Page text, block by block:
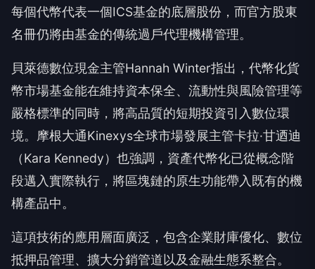
每個代幣代表一個ICS基金的底層股份，而官方股東
名冊仍將由基金的傳統過戶代理機構管理。
貝萊德數位現金主管Hannah Winter指出，代幣化貨
幣市場基金能在維持資本保全、流動性與風險管理等
嚴格標準的同時，將高品質的短期投資引入數位環
境。摩根大通Kinexys全球市場發展主管卡拉·甘迺迪
（Kara Kennedy）也強調，資產代幣化已從概念階
段邁入實際執行，將區塊鏈的原生功能帶入既有的機
構產品中。
這項技術的應用層面廣泛，包含企業財庫優化、數位
抵押品管理、擴大分銷管道以及金融生態系整合。